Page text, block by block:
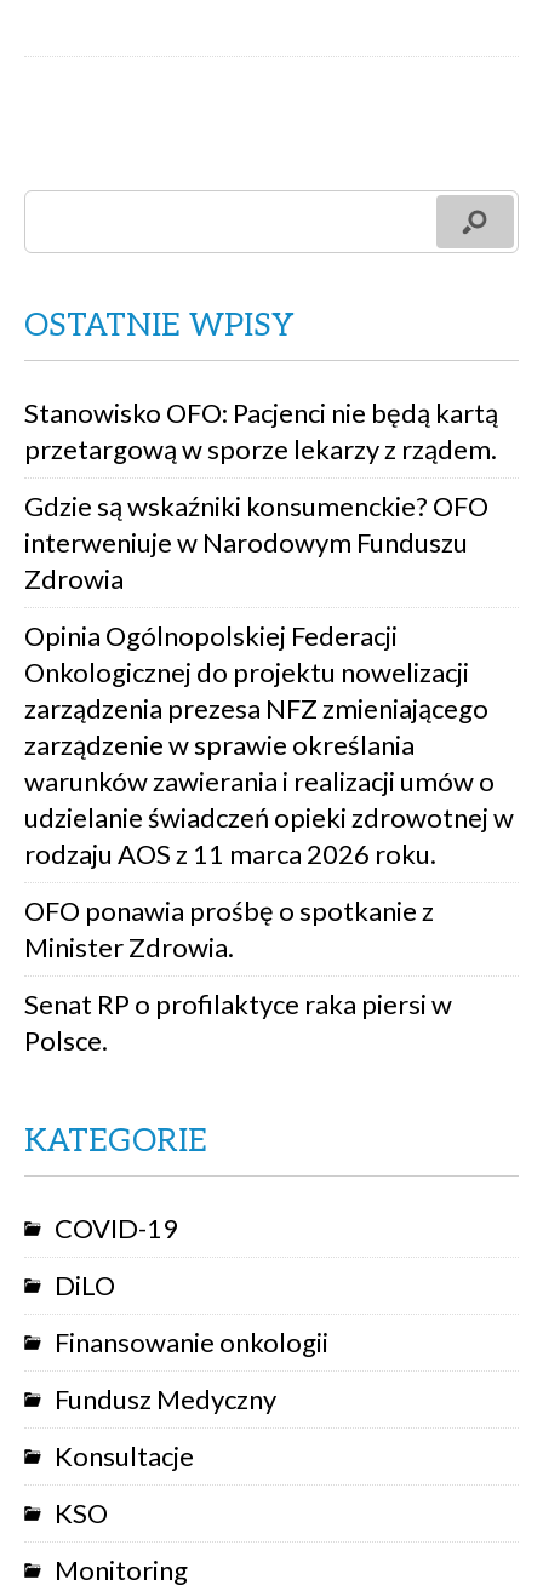
OSTATNIE WPISY
Stanowisko OFO: Pacjenci nie będą kartą
przetargową w sporze lekarzy z rządem.
Gdzie są wskaźniki konsumenckie? OFO
interweniuje w Narodowym Funduszu
Zdrowia
Opinia Ogólnopolskiej Federacji
Onkologicznej do projektu nowelizacji
zarządzenia prezesa NFZ zmieniającego
zarządzenie w sprawie określania
warunków zawierania i realizacji umów o
udzielanie świadczeń opieki zdrowotnej w
rodzaju AOS z 11 marca 2026 roku.
OFO ponawia prośbę o spotkanie z
Minister Zdrowia.
Senat RP o profilaktyce raka piersi w
Polsce.
KATEGORIE
COVID-19
DiLO
Finansowanie onkologii
Fundusz Medyczny
Konsultacje
KSO
Monitoring